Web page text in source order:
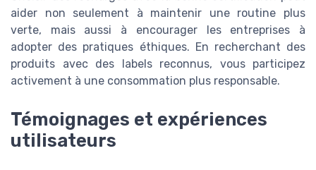
aider non seulement à maintenir une routine plus
verte, mais aussi à encourager les entreprises à
adopter des pratiques éthiques. En recherchant des
produits avec des labels reconnus, vous participez
activement à une consommation plus responsable.
Témoignages et expériences
utilisateurs